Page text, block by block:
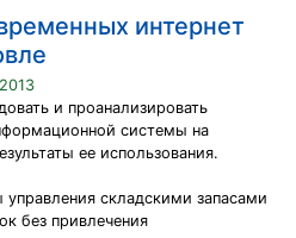
интернет
и проанализировать
системы на
ее использования.
складскими запасами
без привлечения